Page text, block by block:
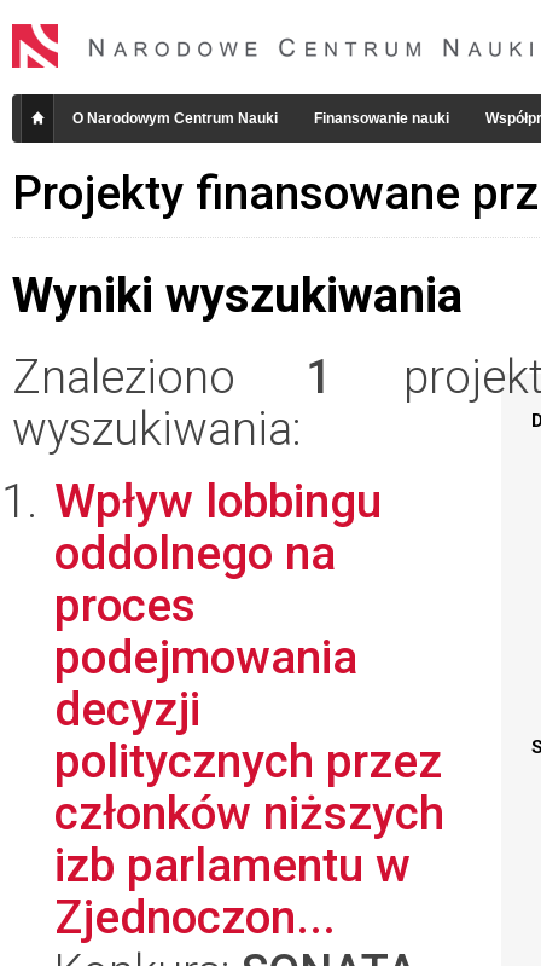
O Narodowym Centrum Nauki Finansowanie nauki
Projekty finansowane
Wyniki wyszukiwania
Znaleziono 1
wyszukiwania:
Wpływ lobbingu
oddolnego na
proces
podejmowania
decyzji
politycznych przez
członków niższych
izb parlamentu w
Zjednoczon...